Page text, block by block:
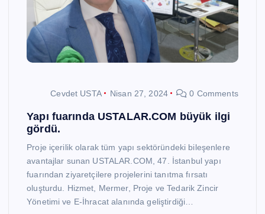
Cevdet USTA Nisan 27, 2024 0 Comments
Yapı fuarında USTALAR.COM büyük ilgi
gördü.
Proje içerilik olarak tüm yapı sektöründeki bileşenlere
avantajlar sunan USTALAR.COM, 47. İstanbul yapı
fuarından ziyaretçilere projelerini tanıtma fırsatı
oluşturdu. Hizmet, Mermer, Proje ve Tedarik Zincir
Yönetimi ve E-İhracat alanında geliştirdiği…